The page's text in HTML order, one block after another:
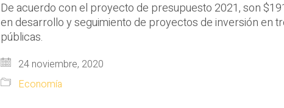
De acuerdo con el proyecto de presupuesto 2021, son
en desarrollo y seguimiento de proyectos de inversión en
públicas.
24 noviembre, 2020
Economía